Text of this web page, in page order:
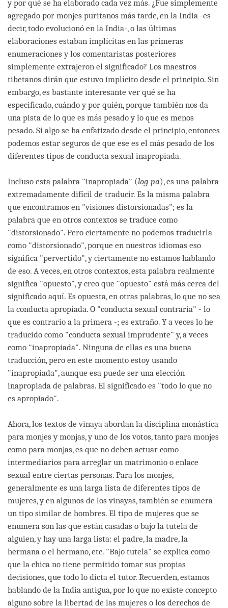
y por qué se ha elaborado cada vez más. ¿Fue simplemente
agregado por monjes puritanos más tarde, en la India -es
decir, todo evolucionó en la India-, o las últimas
elaboraciones estaban implícitas en las primeras
enumeraciones y los comentaristas posteriores
simplemente extrajeron el significado? Los maestros
tibetanos dirán que estuvo implícito desde el principio. Sin
embargo, es bastante interesante ver qué se ha
especificado, cuándo y por quién, porque también nos da
una pista de lo que es más pesado y lo que es menos
pesado. Si algo se ha enfatizado desde el principio, entonces
podemos estar seguros de que ese es el más pesado de los
diferentes tipos de conducta sexual inapropiada.
Incluso esta palabra "inapropiada" (log-pa), es una palabra
extremadamente difícil de traducir. Es la misma palabra
que encontramos en "visiones distorsionadas"; es la
palabra que en otros contextos se traduce como
"distorsionado". Pero ciertamente no podemos traducirla
como "distorsionado", porque en nuestros idiomas eso
significa "pervertido", y ciertamente no estamos hablando
de eso. A veces, en otros contextos, esta palabra realmente
significa "opuesto", y creo que "opuesto" está más cerca del
significado aquí. Es opuesta, en otras palabras, lo que no sea
la conducta apropiada. O "conducta sexual contraria" - lo
que es contrario a la primera -; es extraño. Y a veces lo he
traducido como "conducta sexual imprudente" y, a veces
como "inapropiada". Ninguna de ellas es una buena
traducción, pero en este momento estoy usando
"inapropiada", aunque esa puede ser una elección
inapropiada de palabras. El significado es "todo lo que no
es apropiado".
Ahora, los textos de vinaya abordan la disciplina monástica
para monjes y monjas, y uno de los votos, tanto para monjes
como para monjas, es que no deben actuar como
intermediarios para arreglar un matrimonio o enlace
sexual entre ciertas personas. Para los monjes,
generalmente es una larga lista de diferentes tipos de
mujeres, y en algunos de los vinayas, también se enumera
un tipo similar de hombres. El tipo de mujeres que se
enumera son las que están casadas o bajo la tutela de
alguien, y hay una larga lista: el padre, la madre, la
hermana o el hermano, etc. "Bajo tutela" se explica como
que la chica no tiene permitido tomar sus propias
decisiones, que todo lo dicta el tutor. Recuerden, estamos
hablando de la India antigua, por lo que no existe concepto
alguno sobre la libertad de las mujeres o los derechos de